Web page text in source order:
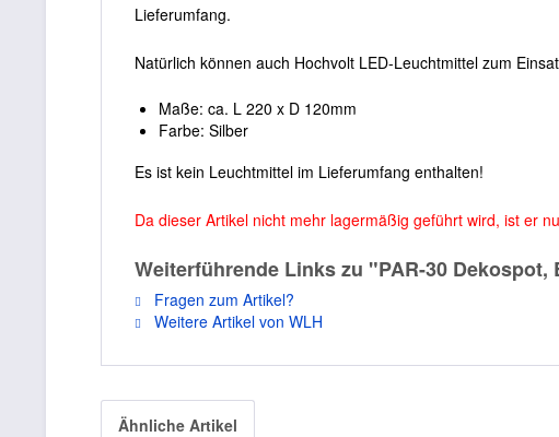
Lieferumfang.
Natürlich können auch Hochvolt LED-Leuchtmittel zum
Maße: ca. L 220 x D 120mm
Farbe: Silber
Es ist kein Leuchtmittel im Lieferumfang enthalten!
Da dieser Artikel nicht mehr lagermäßig geführt wird, ist er
Weiterführende Links zu "PAR-30 Dekospot,
Fragen zum Artikel?
Weitere Artikel von WLH
Ähnliche Artikel